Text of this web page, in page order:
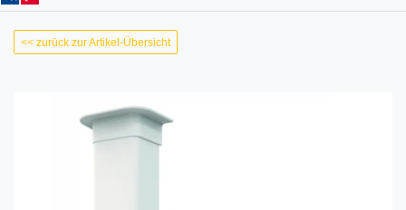
<< zurück zur Artikel-Übersicht